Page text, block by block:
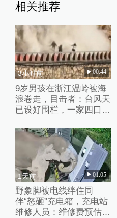
相关推荐
3小时前 00:44
9岁男孩在浙江温岭被海
浪卷走，目击者：台风天
已设好围栏，一家四口翻
1天前 01:05
野象脚被电线绊住同
伴“怒砸”充电箱，充电站
维修人员：维修费预估2